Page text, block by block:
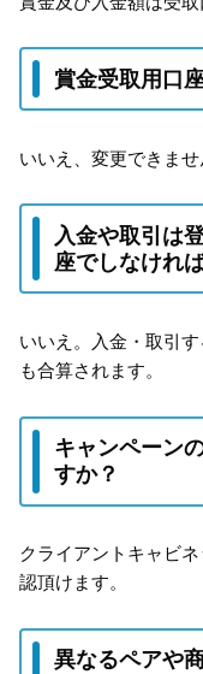
賞金受取用口
いいえ、変更できませ
入金や取引は
座でしなけれ
いいえ。入金・取引
も合算されます。
キャンペーン
すか？
クライアントキャビ
認頂けます。
異なるペアや